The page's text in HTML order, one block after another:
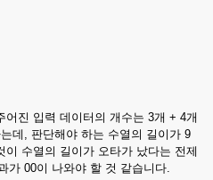
진 입력 데이터의 개수는 3개 + 4개
데, 판단해야 하는 수열의 길이가 9
수열의 길이가 오타가 났다는 전제
가 00이 나와야 할 것 같습니다.